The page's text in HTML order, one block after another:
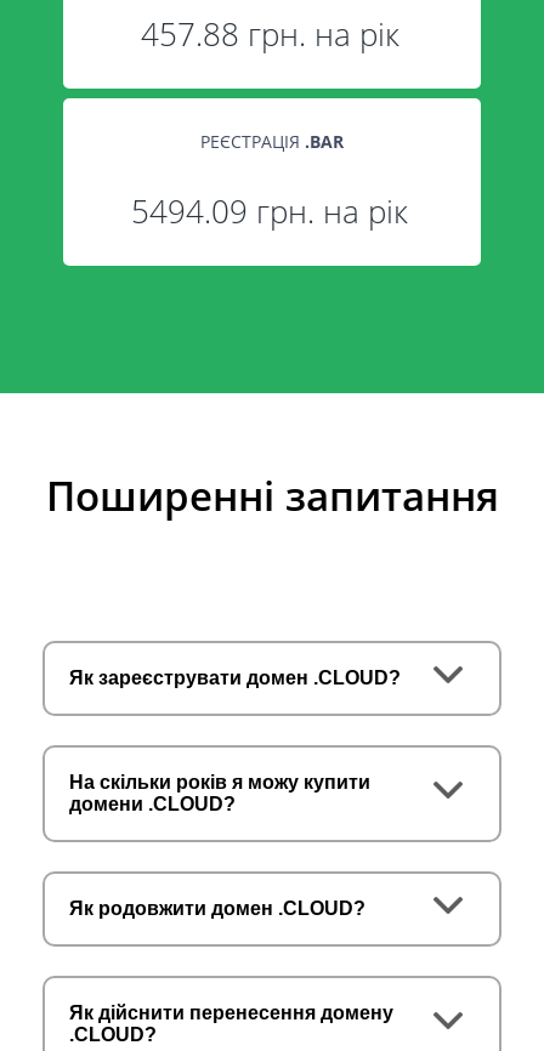
457.88 грн. на рік
РЕЄСТРАЦІЯ .BAR
5494.09 грн. на рік
Поширенні запитання
Як зареєструвати домен .CLOUD?
На скільки років я можу купити
домени .CLOUD?
Як родовжити домен .CLOUD?
Як дійснити перенесення домену
.CLOUD?